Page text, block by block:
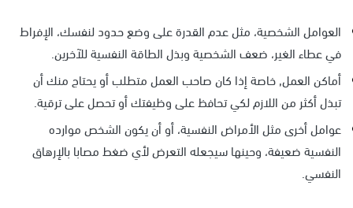
العوامل الشخصية، مثل عدم القدرة على وضع حدود لنفسك، الإفراط
في عطاء الغير، ضعف الشخصية وبذل الطاقة النفسية للآخرين.
أماكن العمل, خاصة إذا كان صاحب العمل متطلب أو يحتاج منك أن
تبذل أكثر من اللازم لكي تحافظ على وظيفتك أو تحصل على ترقية.
عوامل أخرى مثل الأمراض النفسية، أو أن يكون الشخص موارده
النفسية ضعيفة، وحينها سيجعله التعرض لأي ضغط مصابا بالإرهاق
النفسي.